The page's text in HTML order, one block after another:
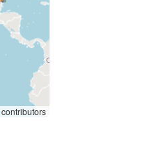
contributors